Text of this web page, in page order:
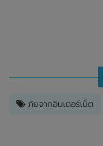
ภัยจากอินเตอร์เน็ต